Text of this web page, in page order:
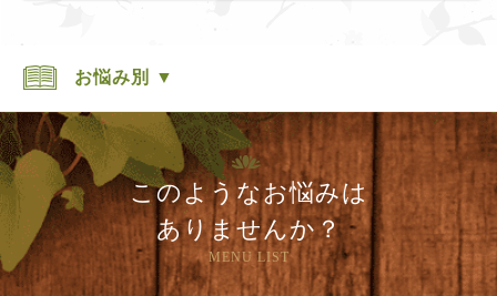
お悩み別 ▼
このようなお悩みは
ありませんか？
MENU LIST